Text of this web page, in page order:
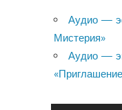
Аудио —
Мистерия»
Аудио —